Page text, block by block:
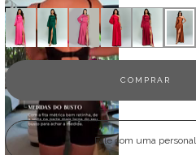
Fale com uma personal